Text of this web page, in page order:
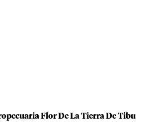
Flor De La Tierra De Tibu